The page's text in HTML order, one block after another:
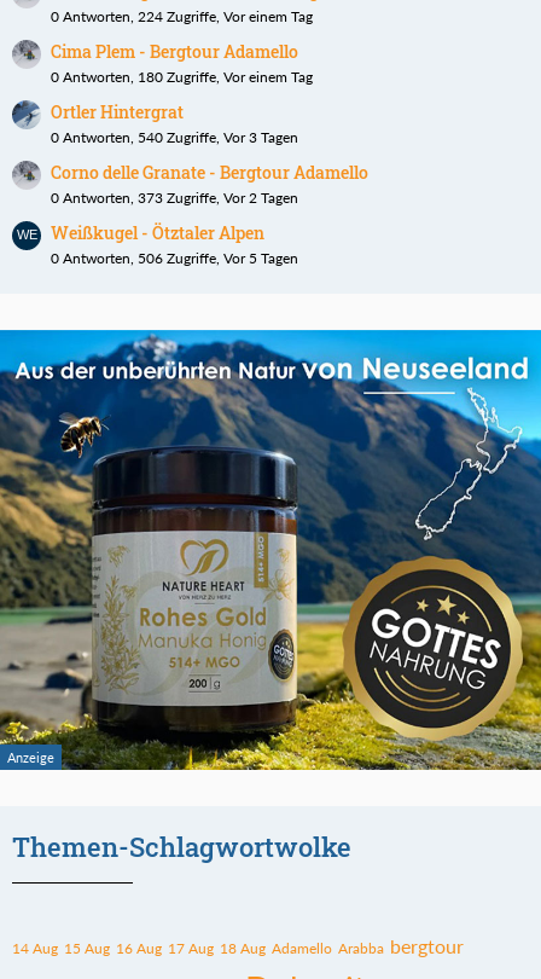
0 Antworten, 224 Zugriffe, Vor einem Tag
Cima Plem - Bergtour Adamello
0 Antworten, 180 Zugriffe, Vor einem Tag
Ortler Hintergrat
0 Antworten, 540 Zugriffe, Vor 3 Tagen
Corno delle Granate - Bergtour Adamello
0 Antworten, 373 Zugriffe, Vor 2 Tagen
Weißkugel - Ötztaler Alpen
0 Antworten, 506 Zugriffe, Vor 5 Tagen
Themen-Schlagwortwolke
14 Aug 15 Aug 16 Aug 17 Aug 18 Aug Adamello Arabba bergtour